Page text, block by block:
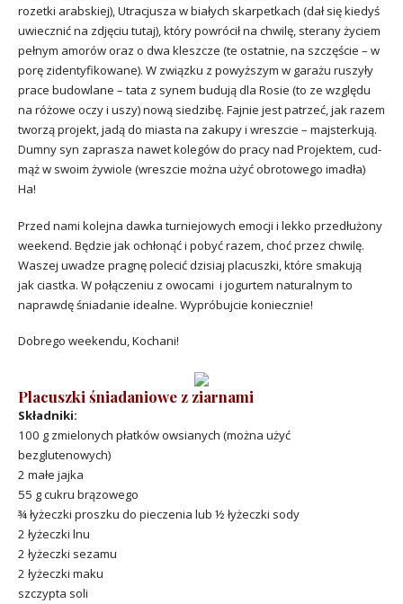
rozetki arabskiej), Utracjusza w białych skarpetkach (dał się kiedyś
uwiecznić na zdjęciu tutaj), który powrócił na chwilę, sterany życiem
pełnym amorów oraz o dwa kleszcze (te ostatnie, na szczęście – w
porę zidentyfikowane). W związku z powyższym w garażu ruszyły
prace budowlane – tata z synem budują dla Rosie (to ze względu
na różowe oczy i uszy) nową siedzibę. Fajnie jest patrzeć, jak razem
tworzą projekt, jadą do miasta na zakupy i wreszcie – majsterkują.
Dumny syn zaprasza nawet kolegów do pracy nad Projektem, cud-
mąż w swoim żywiole (wreszcie można użyć obrotowego imadła)
Ha!
Przed nami kolejna dawka turniejowych emocji i lekko przedłużony
weekend. Będzie jak ochłonąć i pobyć razem, choć przez chwilę.
Waszej uwadze pragnę polecić dzisiaj placuszki, które smakują
jak ciastka. W połączeniu z owocami i jogurtem naturalnym to
naprawdę śniadanie idealne. Wypróbujcie koniecznie!
Dobrego weekendu, Kochani!
Placuszki śniadaniowe z ziarnami
Składniki:
100 g zmielonych płatków owsianych (można użyć
bezglutenowych)
2 małe jajka
55 g cukru brązowego
¾ łyżeczki proszku do pieczenia lub ½ łyżeczki sody
2 łyżeczki lnu
2 łyżeczki sezamu
2 łyżeczki maku
szczypta soli